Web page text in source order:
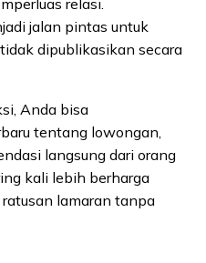
jalan pintas untuk
dipublikasikan secara
Anda bisa
tentang lowongan,
langsung dari orang
kali lebih berharga
lamaran tanpa